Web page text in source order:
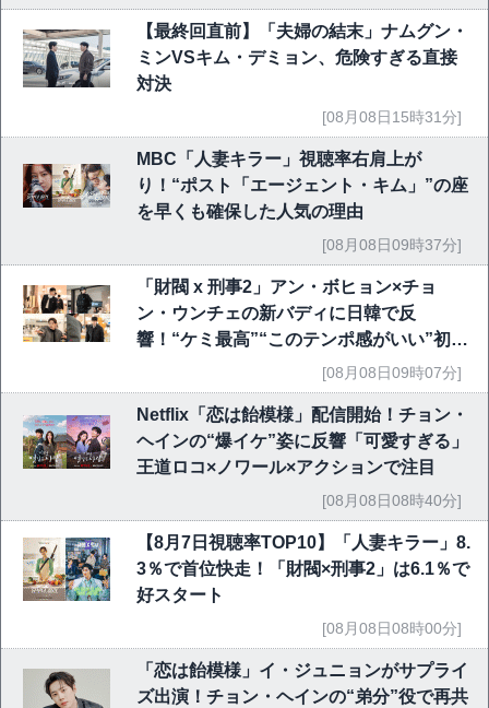
【最終回直前】「夫婦の結末」ナムグン・
ミンVSキム・デミョン、危険すぎる直接
対決
[08月08日15時31分]
MBC「人妻キラー」視聴率右肩上が
り！“ポスト「エージェント・キム」”の座
を早くも確保した人気の理由
[08月08日09時37分]
「財閥 x 刑事2」アン・ボヒョン×チョ
ン・ウンチェの新バディに日韓で反
響！“ケミ最高”“このテンポ感がいい”初回
[08月08日09時07分]
Netflix「恋は飴模様」配信開始！チョン・
ヘインの“爆イケ”姿に反響「可愛すぎる」
王道ロコ×ノワール×アクションで注目
[08月08日08時40分]
【8月7日視聴率TOP10】「人妻キラー」8.
3％で首位快走！「財閥×刑事2」は6.1％で
好スタート
[08月08日08時00分]
「恋は飴模様」イ・ジュニョンがサプライ
ズ出演！チョン・ヘインの“弟分”役で再共